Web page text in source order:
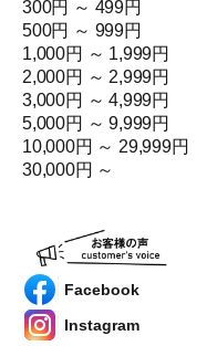
300円 ～ 499円
500円 ～ 999円
1,000円 ～ 1,999円
2,000円 ～ 2,999円
3,000円 ～ 4,999円
5,000円 ～ 9,999円
10,000円 ～ 29,999円
30,000円 ～
Facebook
Instagram